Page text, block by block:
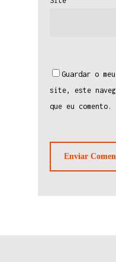
Guardar o
site, este
que eu comento.